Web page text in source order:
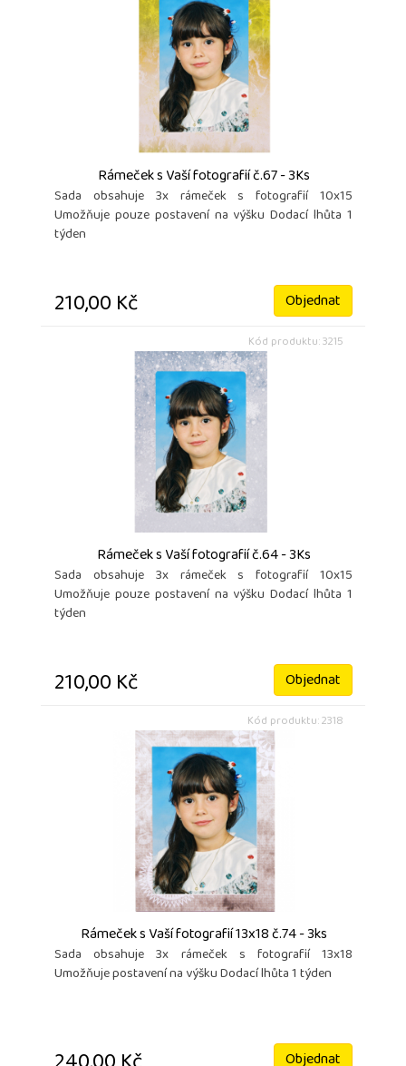
Rámeček s Vaší fotografií č.67 - 3Ks
Sada obsahuje 3x rámeček s fotografií 10x15
Umožňuje pouze postavení na výšku Dodací lhůta 1
týden
210,00 Kč Objednat
Kód produktu: 3215
Rámeček s Vaší fotografií č.64 - 3Ks
Sada obsahuje 3x rámeček s fotografií 10x15
Umožňuje pouze postavení na výšku Dodací lhůta 1
týden
210,00 Kč Objednat
Kód produktu: 2318
Rámeček s Vaší fotografií 13x18 č.74 - 3ks
Sada obsahuje 3x rámeček s fotografií 13x18
Umožňuje postavení na výšku Dodací lhůta 1 týden